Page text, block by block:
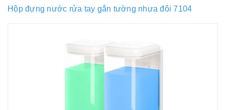
Hộp đựng nước rửa tay gắn tường nhựa đôi 7104